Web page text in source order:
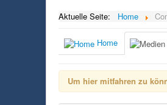
Aktuelle Seite: Home
Home
Um hier mitfahren zu